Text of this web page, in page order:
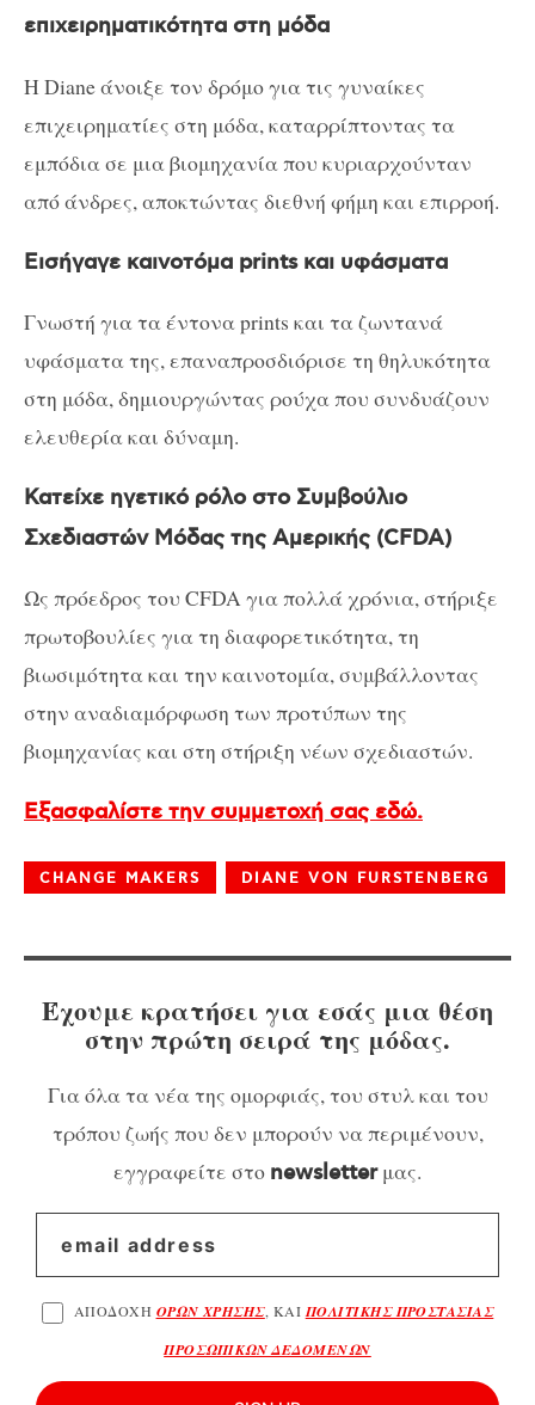
επιχειρηματικότητα στη μόδα
Η Diane άνοιξε τον δρόμο για τις γυναίκες
επιχειρηματίες στη μόδα, καταρρίπτοντας τα
εμπόδια σε μια βιομηχανία που κυριαρχούνταν
από άνδρες, αποκτώντας διεθνή φήμη και επιρροή.
Εισήγαγε καινοτόμα prints και υφάσματα
Γνωστή για τα έντονα prints και τα ζωντανά
υφάσματα της, επαναπροσδιόρισε τη θηλυκότητα
στη μόδα, δημιουργώντας ρούχα που συνδυάζουν
ελευθερία και δύναμη.
Κατείχε ηγετικό ρόλο στο Συμβούλιο
Σχεδιαστών Μόδας της Αμερικής (CFDA)
Ως πρόεδρος του CFDA για πολλά χρόνια, στήριξε
πρωτοβουλίες για τη διαφορετικότητα, τη
βιωσιμότητα και την καινοτομία, συμβάλλοντας
στην αναδιαμόρφωση των προτύπων της
βιομηχανίας και στη στήριξη νέων σχεδιαστών.
Εξασφαλίστε την συμμετοχή σας εδώ.
CHANGE MAKERS DIANE VON FURSTENBERG
Έχουμε κρατήσει για εσάς μια θέση
στην πρώτη σειρά της μόδας.
Για όλα τα νέα της ομορφιάς, του στυλ και του
τρόπου ζωής που δεν μπορούν να περιμένουν,
εγγραφείτε στο newsletterμας.
ΑΠΟΔΟΧΗ ΟΡΩΝ ΧΡΗΣΗΣ, ΚΑΙ ΠΟΛΙΤΙΚΗΣ ΠΡΟΣΤΑΣΙΑΣ
ΠΡΟΣΩΠΙΚΩΝ ΔΕΔΟΜΕΝΩΝ